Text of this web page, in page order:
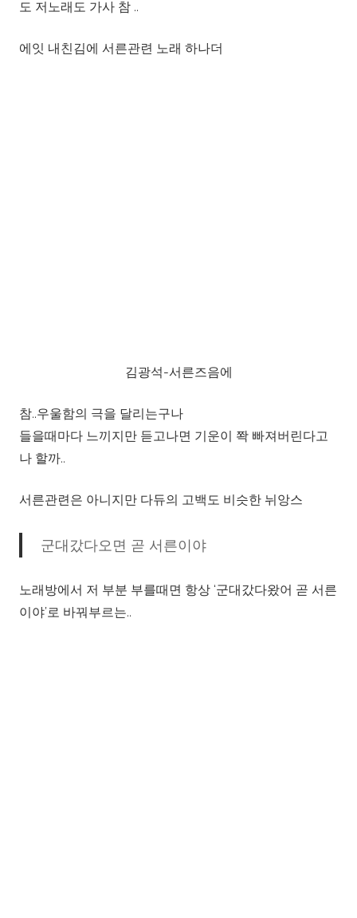
도 저노래도 가사 참 ..
에잇 내친김에 서른관련 노래 하나더
김광석-서른즈음에
참..우울함의 극을 달리는구나
들을때마다 느끼지만 듣고나면 기운이 쫙 빠져버린다고
나 할까..
서른관련은 아니지만 다듀의 고백도 비슷한 뉘앙스
군대갔다오면 곧 서른이야
노래방에서 저 부분 부를때면 항상 ‘군대갔다왔어 곧 서른
이야’로 바꿔부르는..